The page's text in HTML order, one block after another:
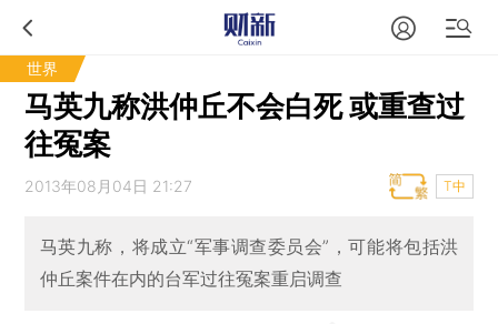
世界
马英九称洪仲丘不会白死 或重查过
往冤案
2013年08月04日 21:27 T中
马英九称，将成立“军事调查委员会”，可能将包括洪
仲丘案件在内的台军过往冤案重启调查